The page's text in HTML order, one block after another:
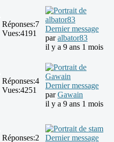
Réponses:7
Vues:4191
Dernier message
paralbator83
il y a 9 ans 1 mois
Réponses:4
Vues:4251
Dernier message
parGawain
il y a 9 ans 1 mois
Réponses:2
Dernier message